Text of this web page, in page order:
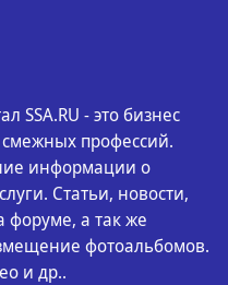
SSA.RU - это бизнес
смежных профессий.
информации о
Статьи, новости,
а так же
фотоальбомов.
и др..